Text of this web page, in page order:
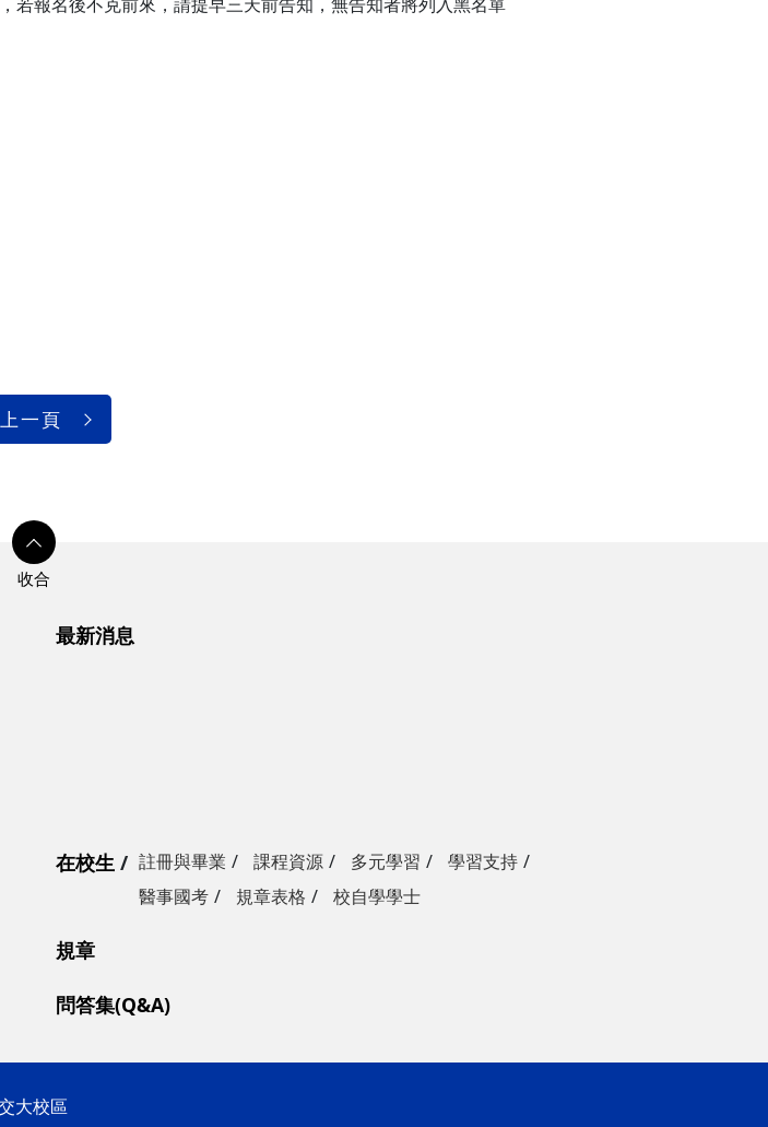
一頁
最新消息
在校生 註冊與畢業 課程資源 多元學習
學習支持
醫事國考
規章表格 校自學學士
規章
問答集(Q&A)
大校區